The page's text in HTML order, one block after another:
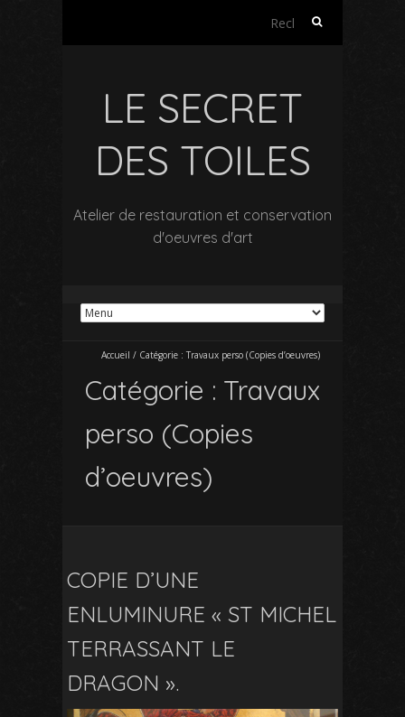
Rechercher :
LE SECRET
DES TOILES
Atelier de restauration et conservation
d'oeuvres d'art
Accueil / Catégorie : Travaux perso (Copies d’oeuvres)
Catégorie : Travaux
perso (Copies
d’oeuvres)
COPIE D’UNE
ENLUMINURE « ST MICHEL
TERRASSANT LE
DRAGON ».